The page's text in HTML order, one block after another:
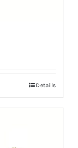
Details